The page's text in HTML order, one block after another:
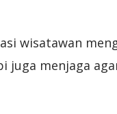
wisatawan
juga menjaga